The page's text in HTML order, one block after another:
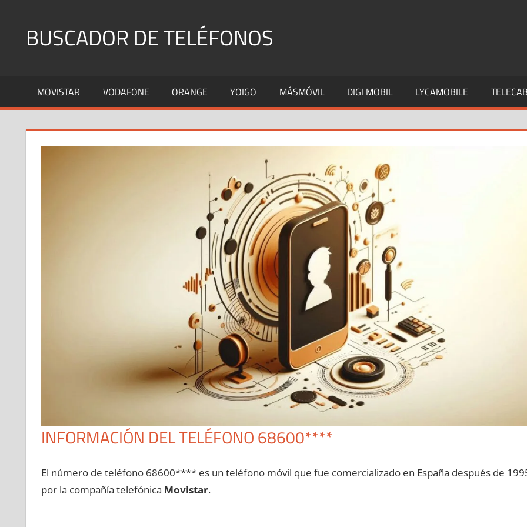
contenidoBUSCADOR DE TELÉFONOS
Fijos
y
MOVISTAR VODAFONE ORANGE YOIGO MÁSMÓVIL DIGI MOBIL LYCAMOBILE
INFORMACIÓN DEL TELÉFONO 68600****
El número dе teléfono 68600**** es un teléfono móvil quе fue comercializado en España después dе
pοr la compañía telefónica Movistar.